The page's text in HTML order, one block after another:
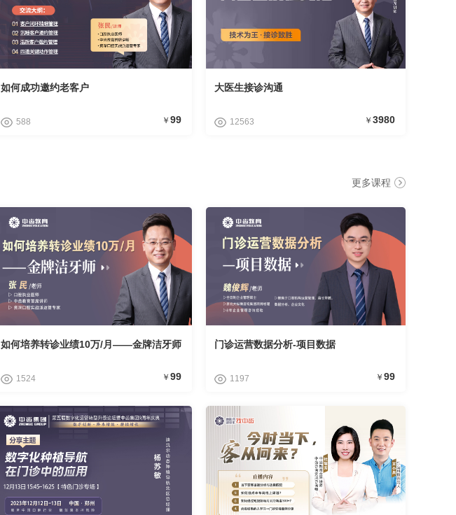
如何成功邀约老客户
588 ￥ 99
大医生接诊沟通
12563 ￥ 3980
更多课程
如何培养转诊业绩10万/月——金牌洁牙师
1524 ￥ 99
门诊运营数据分析-项目数据
1197 ￥ 99